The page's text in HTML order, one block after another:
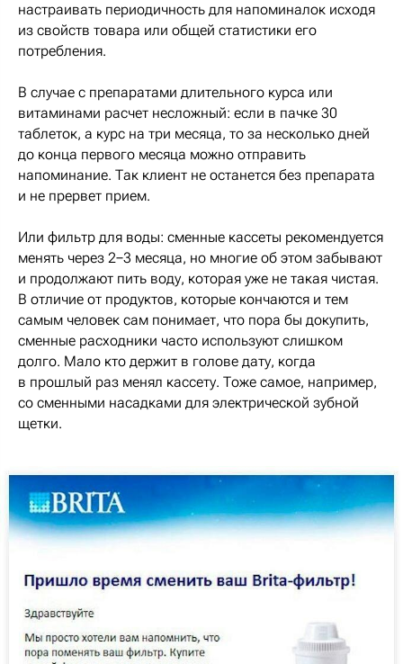
настраивать периодичность для напоминалок исходя
из свойств товара или общей статистики его
потребления.
В случае с препаратами длительного курса или
витаминами расчет несложный: если в пачке 30
таблеток, а курс на три месяца, то за несколько дней
до конца первого месяца можно отправить
напоминание. Так клиент не останется без препарата
и не прервет прием.
Или фильтр для воды: сменные кассеты рекомендуется
менять через 2−3 месяца, но многие об этом забывают
и продолжают пить воду, которая уже не такая чистая.
В отличие от продуктов, которые кончаются и тем
самым человек сам понимает, что пора бы докупить,
сменные расходники часто используют слишком
долго. Мало кто держит в голове дату, когда
в прошлый раз менял кассету. Тоже самое, например,
со сменными насадками для электрической зубной
щетки.